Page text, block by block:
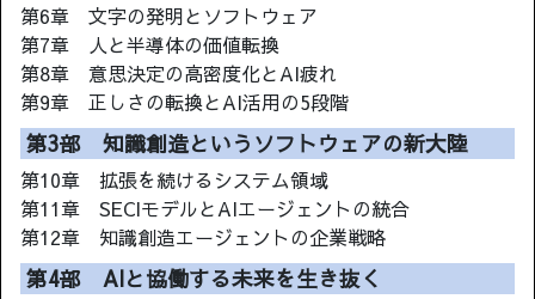
第6章 文字の発明とソフトウェア
第7章 人と半導体の価値転換
第8章 意思決定の高密度化とAI疲れ
第9章 正しさの転換とAI活用の5段階
第3部 知識創造というソフトウェアの新大陸
第10章 拡張を続けるシステム領域
第11章 SECIモデルとAIエージェントの統合
第12章 知識創造エージェントの企業戦略
第4部 AIと協働する未来を生き抜く